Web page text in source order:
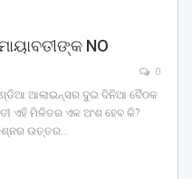
NO
0
ଆଲାଇନ୍ସର ଦୁଇ ଦିନିଆ ବୈଠକ
ଏହି ମିଳିତର ଏକ ଅଂଶ ହେବ କି?
ଉତ୍ତର…